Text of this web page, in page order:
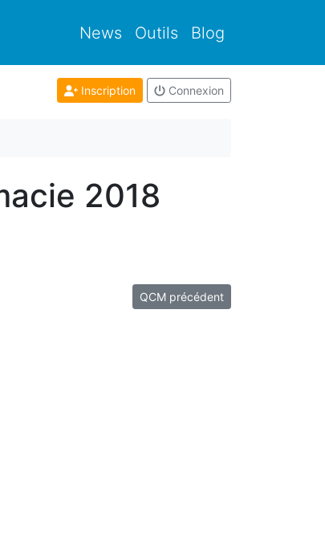
News Outils Blog
Inscription Connexion
2018
QCM précédent